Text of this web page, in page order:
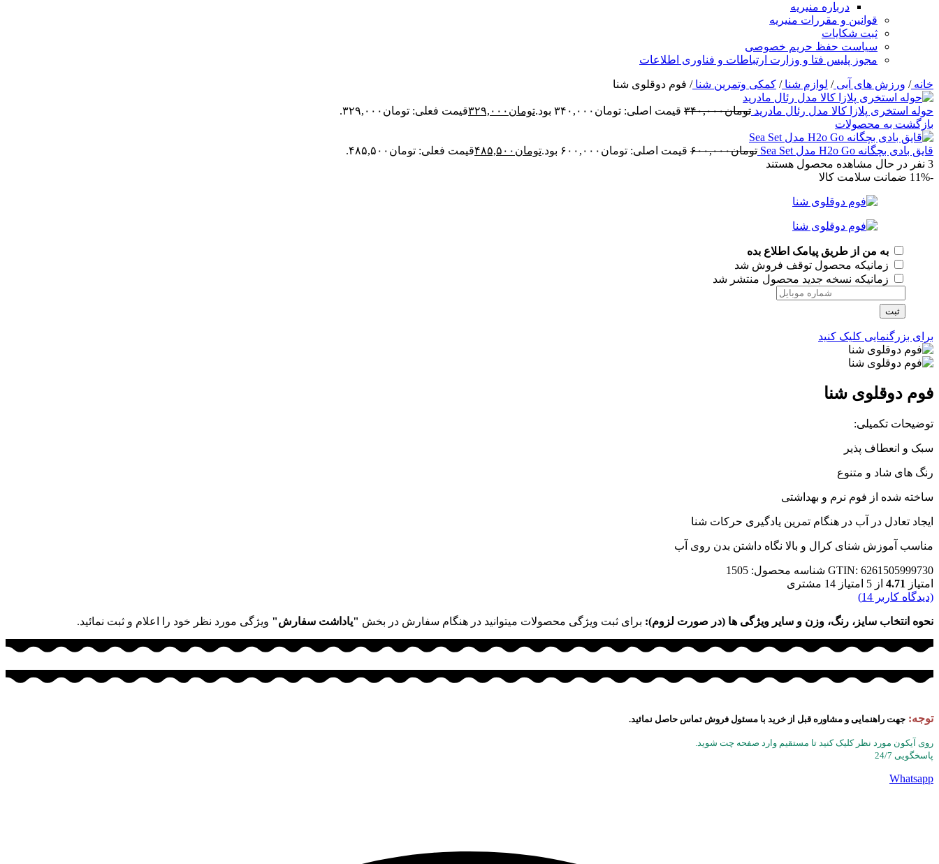
درباره منیریه
قوانین و مقررات منیریه
ثبت شکایات
سیاست حفظ حریم خصوصی
مجوز پلیس فتا و وزارت ارتباطات و فناوری اطلاعات
خانه/ ورزش های آبی/ لوازم شنا/ کمکی وتمرین شنا/ فوم دوقلوی شنا
حوله استخری پلازا کالا مدل رئال مادرید تومان۳۴۰,۰۰۰ قیمت اصلی: تومان۳۴۰,۰۰۰ بود. تومان ۳۲۹,۰۰۰قیمت فعلی: تومان۳۲۹,۰۰۰.
بازگشت به محصولات
قایق بادی بچگانه H2o Go مدل Sea Set تومان۶۰۰,۰۰۰ قیمت اصلی: تومان۶۰۰,۰۰۰ بود. تومان ۴۸۵,۵۰۰قیمت فعلی: تومان۴۸۵,۵۰۰.
3 نفر در حال مشاهده محصول هستند
-11%
ضمانت سلامت کالا
به من از طریق پیامک اطلاع بده
زمانیکه محصول توقف فروش شد
زمانیکه نسخه جدید محصول منتشر شد
ثبت
برای بزرگنمایی کلیک کنید
فوم دوقلوی شنا
توضیحات تکمیلی:
سبک و انعطاف پذیر
رنگ های شاد و متنوع
ساخته شده از فوم نرم و بهداشتی
ایجاد تعادل در آب در هنگام تمرین یادگیری حرکات شنا
مناسب آموزش شنای کرال و بالا نگاه داشتن بدن روی آب
GTIN: 6261505999730 شناسه محصول: 1505
امتیاز 4.71 از 5 امتیاز 14 مشتری
(دیدگاه کاربر 14
)
نحوه انتخاب سایز، رنگ، وزن و سایر ویژگی ها (در صورت لزوم): برای ثبت ویژگی محصولات میتوانید در هنگام سفارش در بخش "یاداشت سفارش" ویژگی مورد نظر خود را اعلام و ثبت نمائید.
توجه: جهت راهنمایی و مشاوره قبل از خرید با مسئول فروش تماس حاصل نمائید.
روی آیکون مورد نظر کلیک کنید تا مستقیم وارد صفحه چت شوید.
پاسخگویی 24/7
Whatsapp